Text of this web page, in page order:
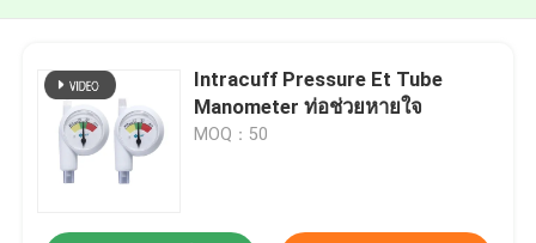
Intracuff Pressure Et Tube
Manometer ท่อช่วยหายใจ
MOQ：50